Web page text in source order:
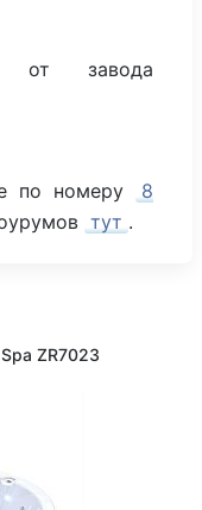
от завода
по номеру
8
тут .
ZR7023